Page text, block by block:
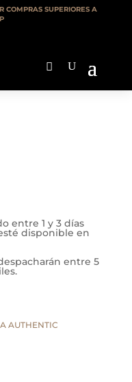
COMPRAS SUPERIORES A
entre 1 y 3 días
disponible en
entre 5
AUTHENTIC